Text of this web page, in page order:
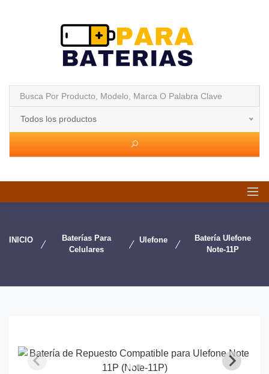
Todos los productos
INICIO
Baterías Para
Celulares
Ulefone
Batería Ulefone
Note-11P